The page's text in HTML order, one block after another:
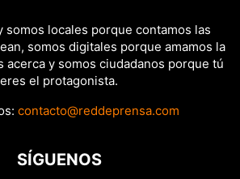
somos locales porque contamos las
somos digitales porque amamos la
acerca y somos ciudadanos porque tú
eres el protagonista.
contacto@reddeprensa.com
SÍGUENOS